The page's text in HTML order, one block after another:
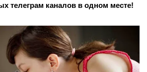
телеграм каналов в одном месте!